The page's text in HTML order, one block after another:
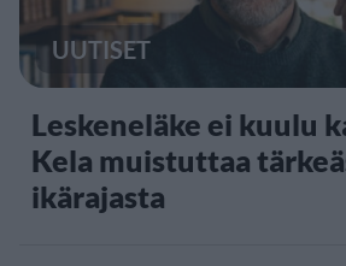
UUTISET
Leskeneläke ei kuulu
Kela muistuttaa
ikärajasta